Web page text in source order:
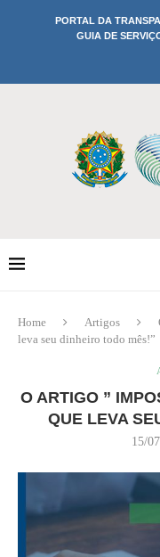
PORTAL DA
GUIA DE
Home Artigos
leva seu dinheiro todo mês!”
O ARTIGO ”
QUE LEVA
15/